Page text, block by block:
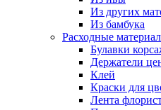
Из других
Из бамбука
Расходные
Булавки
Держатели
Клей
Краски для
Лента